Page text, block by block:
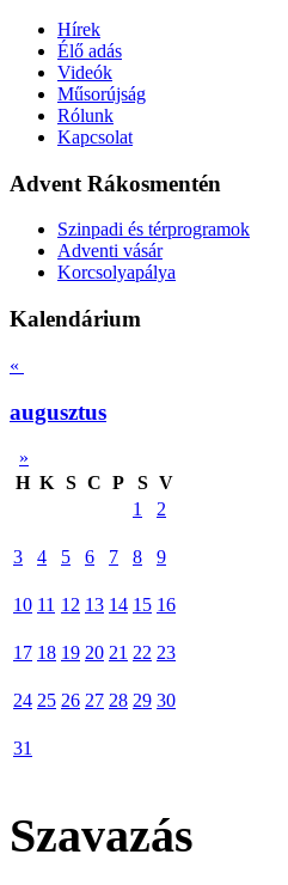
Hírek
Élő adás
Videók
Műsorújság
Rólunk
Kapcsolat
Advent Rákosmentén
Szinpadi és térprogramok
Adventi vásár
Korcsolyapálya
Kalendárium
«
augusztus
»
H K S C P S V
1
2
3 4 5 6 7 8 9
10 11 12 13 14 15 16
17 18 19 20 21 22 23
24 25 26 27 28 29 30
31
Szavazás